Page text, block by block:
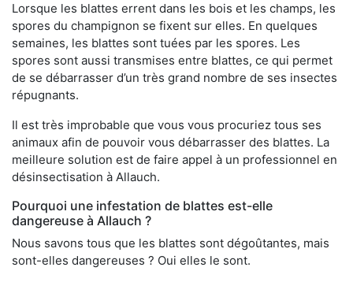
Lorsque les blattes errent dans les bois et les champs, les
spores du champignon se fixent sur elles. En quelques
semaines, les blattes sont tuées par les spores. Les
spores sont aussi transmises entre blattes, ce qui permet
de se débarrasser d’un très grand nombre de ses insectes
répugnants.
Il est très improbable que vous vous procuriez tous ses
animaux afin de pouvoir vous débarrasser des blattes. La
meilleure solution est de faire appel à un professionnel en
désinsectisation à Allauch.
Pourquoi une infestation de blattes est-elle
dangereuse à Allauch ?
Nous savons tous que les blattes sont dégoûtantes, mais
sont-elles dangereuses ? Oui elles le sont.